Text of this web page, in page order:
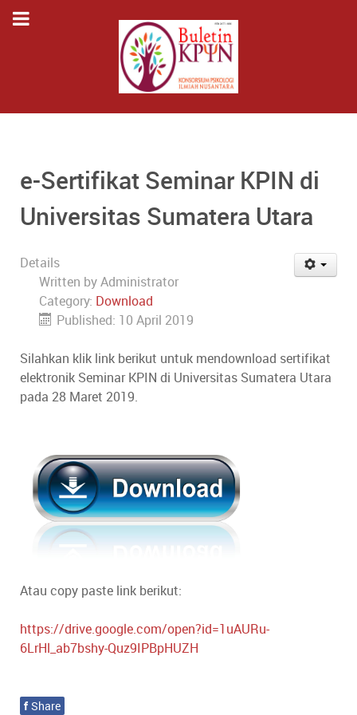
e-Sertifikat Seminar KPIN di
Universitas Sumatera Utara
Details
Written byAdministrator
Category: Download
Published: 10 April 2019
Silahkan klik link berikut untuk mendownload sertifikat
elektronik Seminar KPIN di Universitas Sumatera Utara
pada 28 Maret 2019.
Atau copy paste link berikut:
https://drive.google.com/open?id=1uAURu-
6LrHl_ab7bshy-Quz9IPBpHUZH
f Share